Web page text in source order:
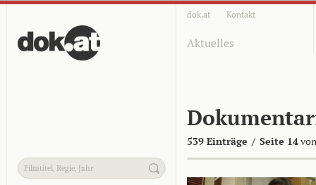
dok.at Kontakt
Aktuelles
539 Einträge / Seite 14